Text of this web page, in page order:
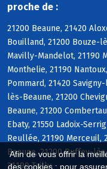
Afin de vous offrir la
des cookies : pour
proche de :
21200 Beaune, 21420
Bouilland, 21200 Bouze-
Mavilly-Mandelot, 21190
Monthelie, 21190
Pommard, 21420
lès-Beaune, 21200
Beaune, 21200
Ebaty, 21550 Ladoix-
Reullée, 21190 Merceuil,
Beaune, 21200 Ruffey-
21190 Tailly